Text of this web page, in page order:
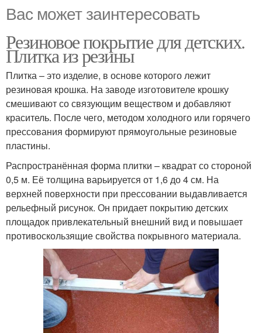
Вас может заинтересовать
Резиновое покрытие для детских.
Плитка из резины
Плитка – это изделие, в основе которого лежит
резиновая крошка. На заводе изготовителе крошку
смешивают со связующим веществом и добавляют
краситель. После чего, методом холодного или горячего
прессования формируют прямоугольные резиновые
пластины.
Распространённая форма плитки – квадрат со стороной
0,5 м. Её толщина варьируется от 1,6 до 4 см. На
верхней поверхности при прессовании выдавливается
рельефный рисунок. Он придает покрытию детских
площадок привлекательный внешний вид и повышает
противоскользящие свойства покрывного материала.